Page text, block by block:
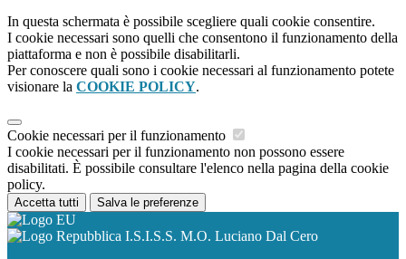
In questa schermata è possibile scegliere quali cookie consentire.
I cookie necessari sono quelli che consentono il funzionamento della
piattaforma e non è possibile disabilitarli.
Per conoscere quali sono i cookie necessari al funzionamento potete
visionare la COOKIE POLICY.
Cookie necessari per il funzionamento
I cookie necessari per il funzionamento non possono essere
disabilitati. È possibile consultare l'elenco nella pagina della cookie
policy.
Accetta tutti Salva le preferenze
I.S.I.S.S. M.O. Luciano Dal Cero